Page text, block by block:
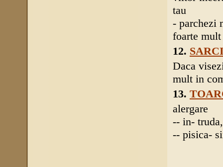
tau
- parchezi
foarte
12.
Daca
mult in
13.
alergare
-- in-
-- pisica-